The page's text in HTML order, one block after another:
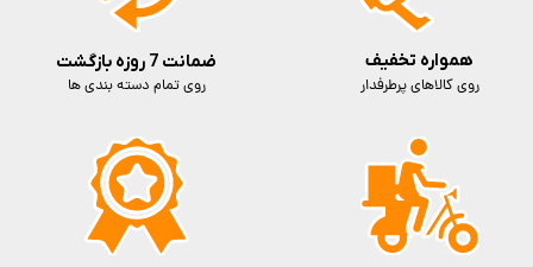
ضمانت 7 روزه بازگشت
روی تمام دسته بندی ها
همواره تخفیف
روی کالاهای پرطرفدار